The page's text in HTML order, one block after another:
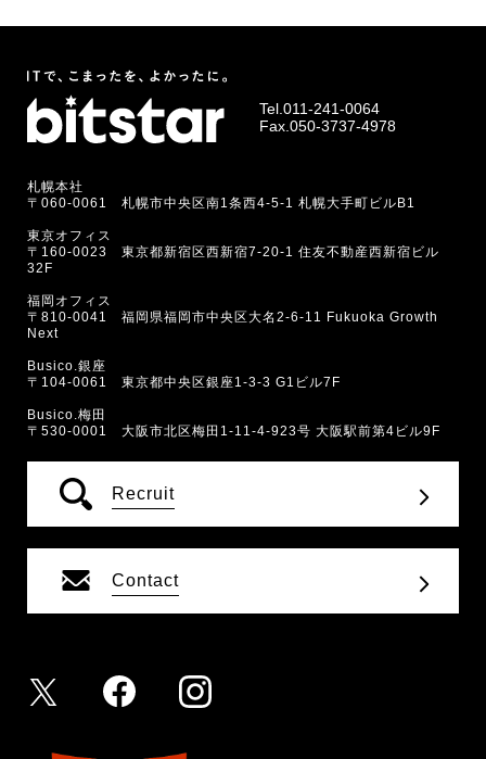
Tel.011-241-0064
Fax.050-3737-4978
札幌本社
〒060-0061 札幌市中央区南1条西4-5-1 札幌大手町ビルB1
東京オフィス
〒160-0023 東京都新宿区西新宿7-20-1 住友不動産西新宿ビル
32F
福岡オフィス
〒810-0041 福岡県福岡市中央区大名2-6-11 Fukuoka Growth
Next
Busico.銀座
〒104-0061 東京都中央区銀座1-3-3 G1ビル7F
Busico.梅田
〒530-0001 大阪市北区梅田1-11-4-923号 大阪駅前第4ビル9F
Recruit
Contact